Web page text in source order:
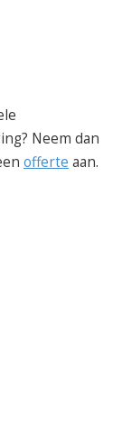
Neem dan
offerte aan.